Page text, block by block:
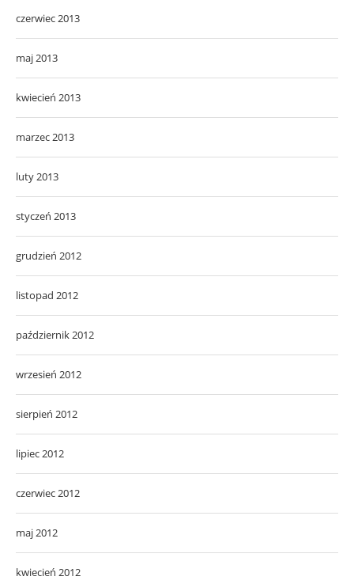
czerwiec 2013
maj 2013
kwiecień 2013
marzec 2013
luty 2013
styczeń 2013
grudzień 2012
listopad 2012
październik 2012
wrzesień 2012
sierpień 2012
lipiec 2012
czerwiec 2012
maj 2012
kwiecień 2012